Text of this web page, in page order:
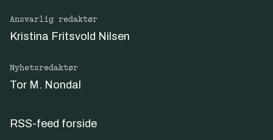
Ansvarlig redaktør
Kristina Fritsvold Nilsen
Nyhetsredaktør
Tor M. Nondal
RSS-feed forside